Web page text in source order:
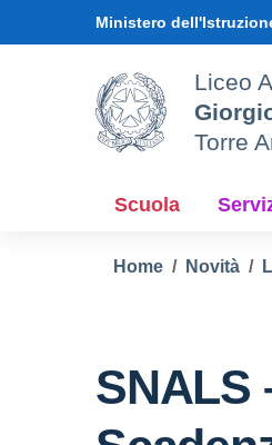
Ministero
Liceo
Torre
Scuola
Home Novità
SNALS